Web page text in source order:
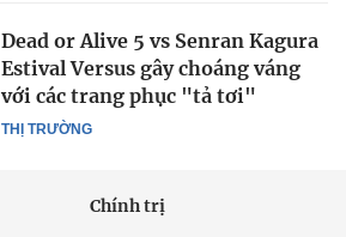
THỊ TRƯỜNG
Dead or Alive 5 vs Senran Kagura
Estival Versus gây choáng váng
với các trang phục "tả tơi"
Chính trị